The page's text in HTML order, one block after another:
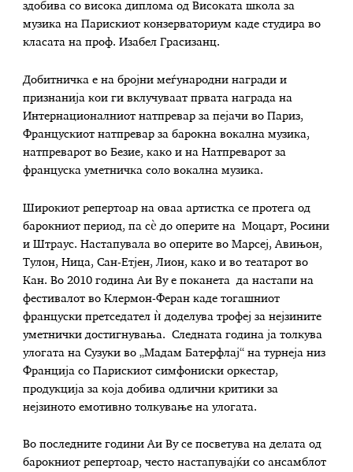
здобива со висока диплома од Високата школа за
музика на Парискиот конзерваториум каде студира во
класата на проф. Изабел Грасизанц.
Добитничка е на бројни меѓународни награди и
признанија кои ги вклучуваат првата награда на
Интернационалниот натпревар за пејачи во Париз,
Францускиот натпревар за барокна вокална музика,
натпреварот во Безие, како и на Натпреварот за
француска уметничка соло вокална музика.
Широкиот репертоар на оваа артистка се протега од
барокниот период, па сè до оперите на Моцарт, Росини
и Штраус. Настапувала во оперите во Марсеј, Авињон,
Тулон, Ница, Сан-Етјен, Лион, како и во театарот во
Кан. Во 2010 година Аи Ву е поканета да настапи на
фестивалот во Клермон-Феран каде тогашниот
француски претседател ѝ доделува трофеј за нејзините
уметнички достигнувања. Следната година ја толкува
улогата на Сузуки во „Мадам Батерфлај“ на турнеја низ
Франција со Парискиот симфониски оркестар,
продукција за која добива одлични критики за
нејзиното емотивно толкување на улогата.
Во последните години Аи Ву се посветува на делата од
барокниот репертоар, често настапувајќи со ансамблот